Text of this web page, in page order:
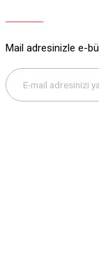
Bu ürüne
Mail adresinizle e-